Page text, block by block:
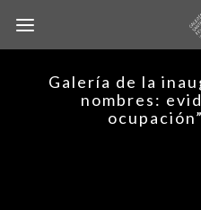
Galería de la
nombres: